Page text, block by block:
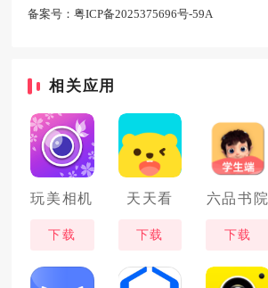
备案号：粤ICP备2025375696号-59A
相关应用
玩美相机
下载
天天看
下载
六品书院
下载